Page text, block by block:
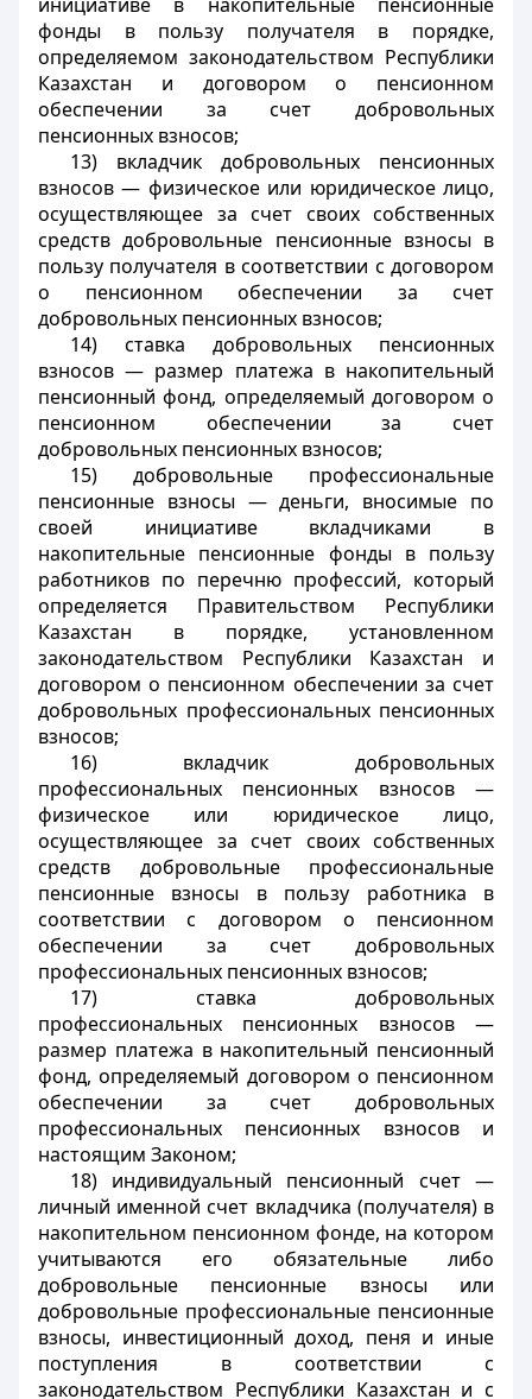
фонды в пользу получателя в порядке,
определяемом законодательством Республики
Казахстан и договором о пенсионном
обеспечении за счет добровольных
пенсионных взносов;
13) вкладчик добровольных пенсионных
взносов — физическое или юридическое лицо,
осуществляющее за счет своих собственных
средств добровольные пенсионные взносы в
пользу получателя в соответствии с договором
о пенсионном обеспечении за счет
добровольных пенсионных взносов;
14) ставка добровольных пенсионных
взносов — размер платежа в накопительный
пенсионный фонд, определяемый договором о
пенсионном обеспечении за счет
добровольных пенсионных взносов;
15) добровольные профессиональные
пенсионные взносы — деньги, вносимые по
своей инициативе вкладчиками в
накопительные пенсионные фонды в пользу
работников по перечню профессий, который
определяется Правительством Республики
Казахстан в порядке, установленном
законодательством Республики Казахстан и
договором о пенсионном обеспечении за счет
добровольных профессиональных пенсионных
взносов;
16) вкладчик добровольных
профессиональных пенсионных взносов —
физическое или юридическое лицо,
осуществляющее за счет своих собственных
средств добровольные профессиональные
пенсионные взносы в пользу работника в
соответствии с договором о пенсионном
обеспечении за счет добровольных
профессиональных пенсионных взносов;
17) ставка добровольных
профессиональных пенсионных взносов —
размер платежа в накопительный пенсионный
фонд, определяемый договором о пенсионном
обеспечении за счет добровольных
профессиональных пенсионных взносов и
настоящим Законом;
18) индивидуальный пенсионный счет —
личный именной счет вкладчика (получателя) в
накопительном пенсионном фонде, на котором
учитываются его обязательные либо
добровольные пенсионные взносы или
добровольные профессиональные пенсионные
взносы, инвестиционный доход, пеня и иные
поступления в соответствии с
законодательством Республики Казахстан и с